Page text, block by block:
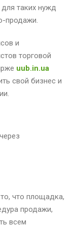
таких нужд
продажи.
и
торговой
uub.in.ua
свой бизнес и
что площадка,
продажи,
всем